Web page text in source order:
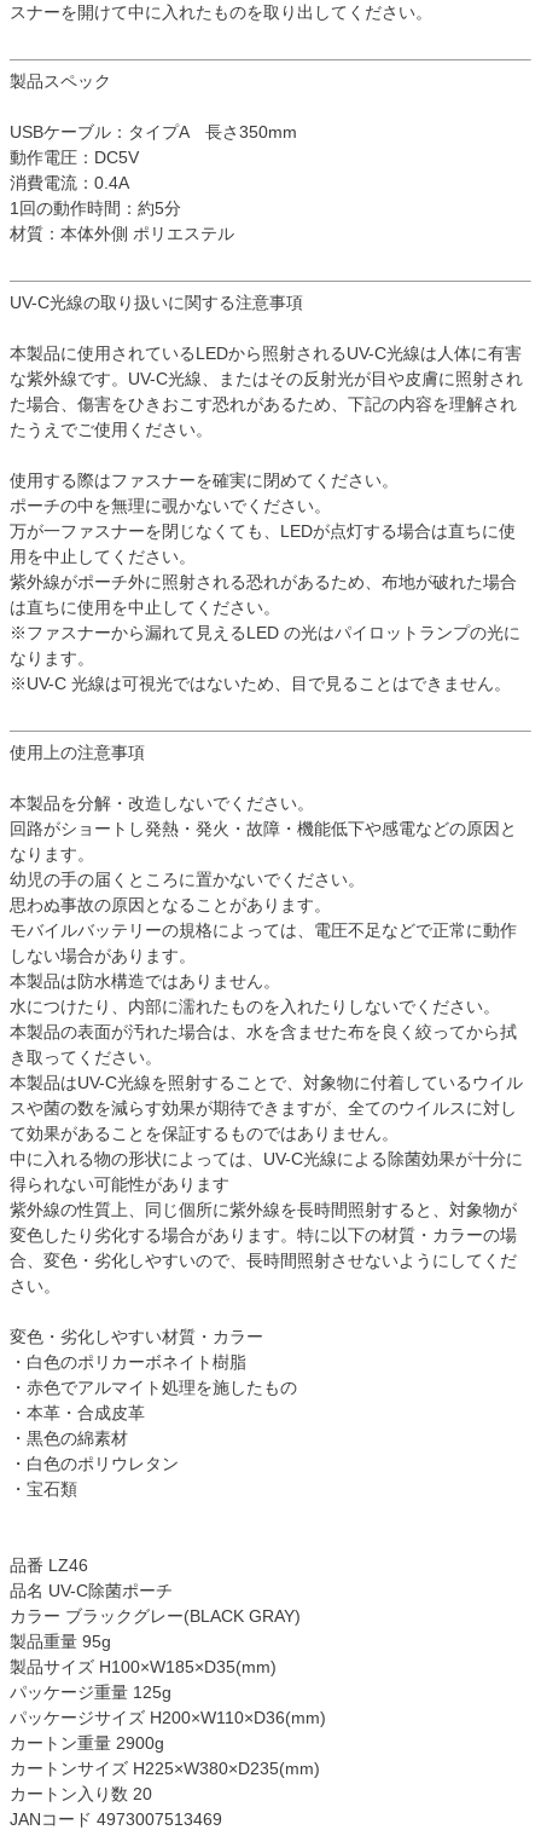
スナーを開けて中に入れたものを取り出してください。
製品スペック
USBケーブル：タイプA 長さ350mm
動作電圧：DC5V
消費電流：0.4A
1回の動作時間：約5分
材質：本体外側 ポリエステル
UV-C光線の取り扱いに関する注意事項
本製品に使用されているLEDから照射されるUV-C光線は人体に有害
な紫外線です。UV-C光線、またはその反射光が目や皮膚に照射され
た場合、傷害をひきおこす恐れがあるため、下記の内容を理解され
たうえでご使用ください。
使用する際はファスナーを確実に閉めてください。
ポーチの中を無理に覗かないでください。
万が一ファスナーを閉じなくても、LEDが点灯する場合は直ちに使
用を中止してください。
紫外線がポーチ外に照射される恐れがあるため、布地が破れた場合
は直ちに使用を中止してください。
※ファスナーから漏れて見えるLED の光はパイロットランプの光に
なります。
※UV-C 光線は可視光ではないため、目で見ることはできません。
使用上の注意事項
本製品を分解・改造しないでください。
回路がショートし発熱・発火・故障・機能低下や感電などの原因と
なります。
幼児の手の届くところに置かないでください。
思わぬ事故の原因となることがあります。
モバイルバッテリーの規格によっては、電圧不足などで正常に動作
しない場合があります。
本製品は防水構造ではありません。
水につけたり、内部に濡れたものを入れたりしないでください。
本製品の表面が汚れた場合は、水を含ませた布を良く絞ってから拭
き取ってください。
本製品はUV-C光線を照射することで、対象物に付着しているウイル
スや菌の数を減らす効果が期待できますが、全てのウイルスに対し
て効果があることを保証するものではありません。
中に入れる物の形状によっては、UV-C光線による除菌効果が十分に
得られない可能性があります
紫外線の性質上、同じ個所に紫外線を長時間照射すると、対象物が
変色したり劣化する場合があります。特に以下の材質・カラーの場
合、変色・劣化しやすいので、長時間照射させないようにしてくだ
さい。
変色・劣化しやすい材質・カラー
・白色のポリカーボネイト樹脂
・赤色でアルマイト処理を施したもの
・本革・合成皮革
・黒色の綿素材
・白色のポリウレタン
・宝石類
品番 LZ46
品名 UV-C除菌ポーチ
カラー ブラックグレー(BLACK GRAY)
製品重量 95g
製品サイズ H100×W185×D35(mm)
パッケージ重量 125g
パッケージサイズ H200×W110×D36(mm)
カートン重量 2900g
カートンサイズ H225×W380×D235(mm)
カートン入り数 20
JANコード 4973007513469